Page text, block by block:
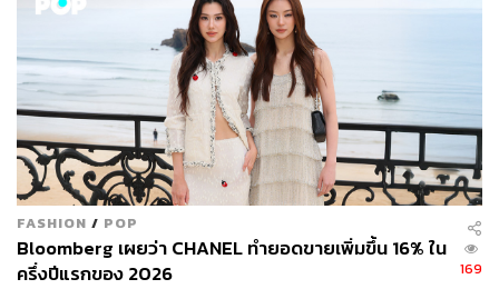
ผ่านแอปพลิเคชันต่างๆ ที่คุณสะดวกหรือใช้งานอยู่แล้วได้เลย
TAGS: InnovestX
รายได้
บริษัท กัลฟ์ เอ็นเนอร์จี ดีเวลลอปเมนท์ จำกัด (มหาชน)
(GULF)
Market Focus
GULF
อินโนเวสท์ เอกซ์ จำกัด (InnovestX) กำไร
FASHION / POP
Bloomberg เผยว่า CHANEL ทำยอดขายเพิ่มขึ้น 16% ใน
ครึ่งปีแรกของ 2026
169